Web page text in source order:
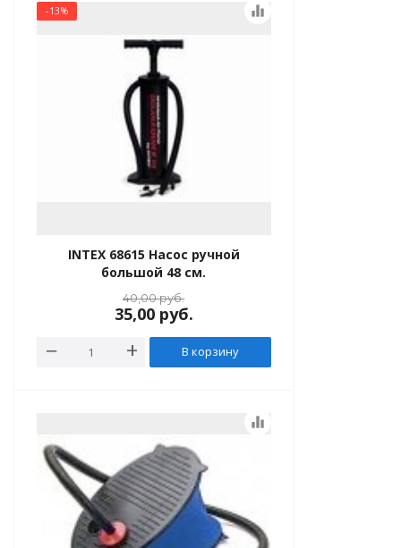
-13% equalizer
INTEX 68615 Насос ручной
большой 48 см.
40,00руб.
35,00 руб.
В корзину
equalizer